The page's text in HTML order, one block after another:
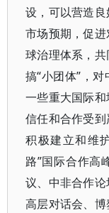
设，可以营造
市场预期，促
球治理体系，
搞“小团体”，
一些重大国际
信任和合作受到
积极建立和维
路”国际合作高
议、中非合作
高层对话会、